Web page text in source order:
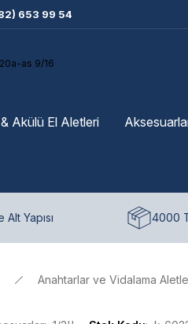
653 99 54
Akülü El Aletleri
Yapısı 4000
Anahtarlar ve Vidalama